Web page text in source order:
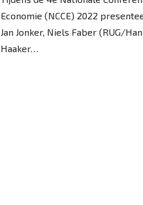
Economie (NCCE) 2022
Jan Jonker, Niels Faber (RUG/
Haaker…